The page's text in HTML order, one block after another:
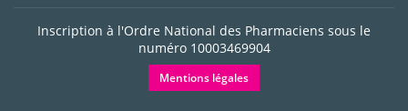
Inscription à l'Ordre National des Pharmaciens sous le
numéro 10003469904
Mentions légales